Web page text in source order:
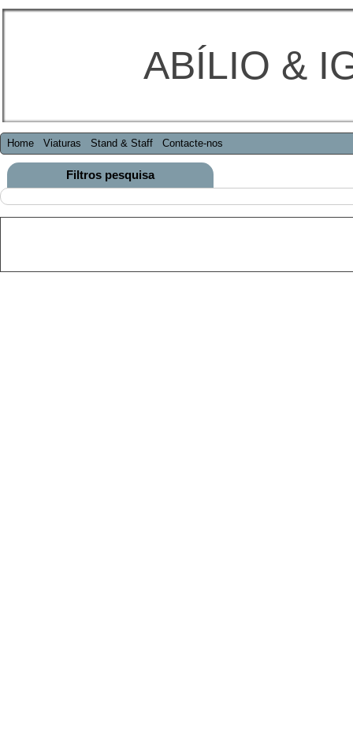
ABÍLIO &
Home Viaturas Stand & Staff Contacte-nos
Filtros pesquisa